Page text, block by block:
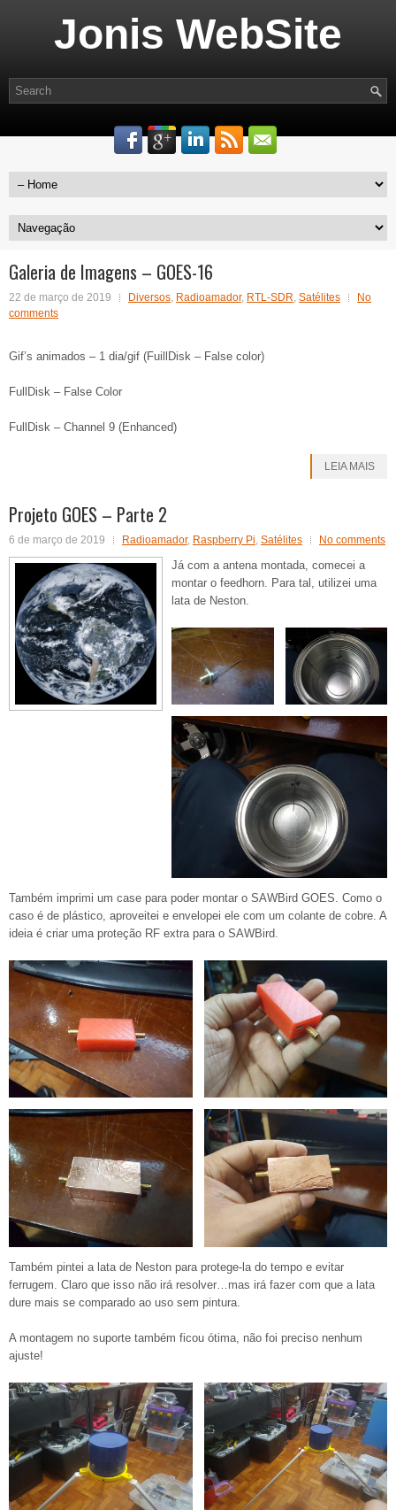
Jonis WebSite
Galeria de Imagens – GOES-16
22 de março de 2019 Diversos, Radioamador, RTL-SDR, Satélites
No
comments
Gif’s animados – 1 dia/gif (FuillDisk – False color)
FullDisk – False Color
FullDisk – Channel 9 (Enhanced)
LEIA MAIS
Projeto GOES – Parte 2
6 de março de 2019 Radioamador, Raspberry Pi, Satélites No comments
Já com a antena montada, comecei a
montar o feedhorn. Para tal, utilizei uma
lata de Neston.
Também imprimi um case para poder montar o SAWBird GOES. Como o
caso é de plástico, aproveitei e envelopei ele com um colante de cobre. A
ideia é criar uma proteção RF extra para o SAWBird.
Também pintei a lata de Neston para protege-la do tempo e evitar
ferrugem. Claro que isso não irá resolver…mas irá fazer com que a lata
dure mais se comparado ao uso sem pintura.
A montagem no suporte também ficou ótima, não foi preciso nenhum
ajuste!